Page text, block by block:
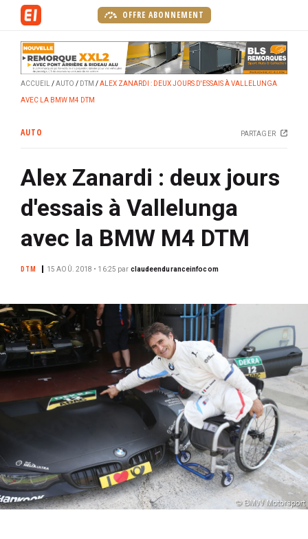
c
i
p
a
OFFRE ABONNEMENT
ACCUEIL AUTO DTM ALEX ZANARDI : DEUX JOURS D'ESSAIS À VALLELUNGA
AVEC LA BMW M4 DTM
AUTO PARTAGER
Alex Zanardi : deux jours
d'essais à Vallelunga
avec la BMW M4 DTM
DTM 15 AOÛ. 2018 • 16:25 par claudeenduranceinfocom